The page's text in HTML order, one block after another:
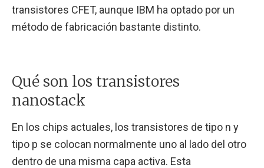
transistores CFET, aunque IBM ha optado por un
método de fabricación bastante distinto.
Qué son los transistores
nanostack
En los chips actuales, los transistores de tipo n y
tipo p se colocan normalmente uno al lado del otro
dentro de una misma capa activa. Esta